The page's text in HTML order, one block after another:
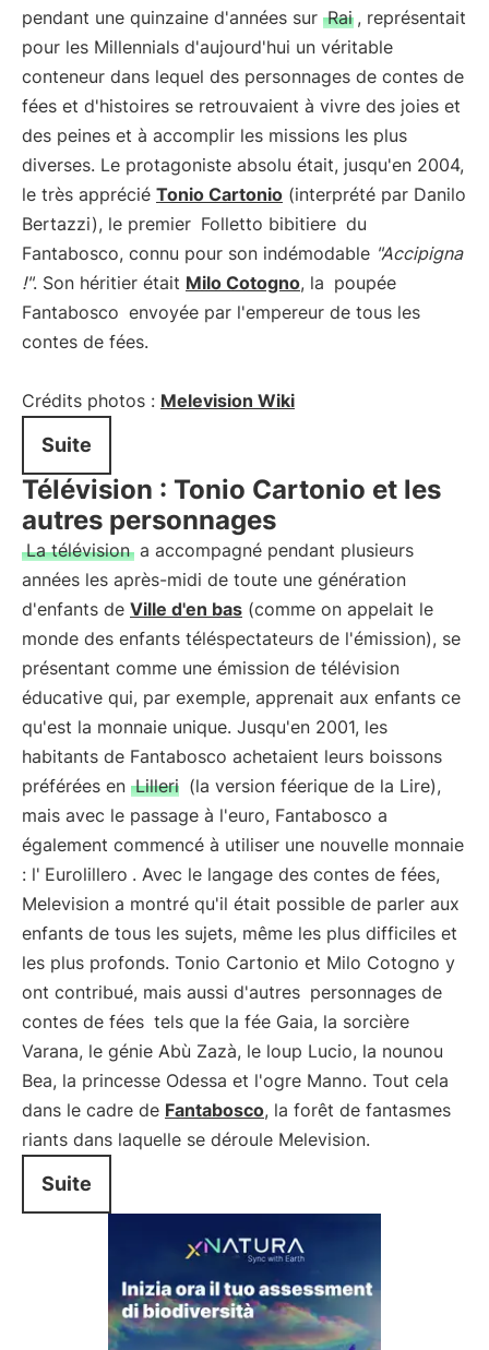
pendant une quinzaine d'années sur Rai , représentait
pour les Millennials d'aujourd'hui un véritable
conteneur dans lequel des personnages de contes de
fées et d'histoires se retrouvaient à vivre des joies et
des peines et à accomplir les missions les plus
diverses. Le protagoniste absolu était, jusqu'en 2004,
le très apprécié Tonio Cartonio (interprété par Danilo
Bertazzi), le premier Folletto bibitiere du
Fantabosco, connu pour son indémodable "Accipigna
!". Son héritier était Milo Cotogno, la poupée
Fantabosco envoyée par l'empereur de tous les
contes de fées.
Crédits photos : Melevision Wiki
Suite
Télévision : Tonio Cartonio et les
autres personnages
La télévision a accompagné pendant plusieurs
années les après-midi de toute une génération
d'enfants de Ville d'en bas (comme on appelait le
monde des enfants téléspectateurs de l'émission), se
présentant comme une émission de télévision
éducative qui, par exemple, apprenait aux enfants ce
qu'est la monnaie unique. Jusqu'en 2001, les
habitants de Fantabosco achetaient leurs boissons
préférées en Lilleri (la version féerique de la Lire),
mais avec le passage à l'euro, Fantabosco a
également commencé à utiliser une nouvelle monnaie
: l' Eurolillero . Avec le langage des contes de fées,
Melevision a montré qu'il était possible de parler aux
enfants de tous les sujets, même les plus difficiles et
les plus profonds. Tonio Cartonio et Milo Cotogno y
ont contribué, mais aussi d'autres personnages de
contes de fées tels que la fée Gaia, la sorcière
Varana, le génie Abù Zazà, le loup Lucio, la nounou
Bea, la princesse Odessa et l'ogre Manno. Tout cela
dans le cadre de Fantabosco, la forêt de fantasmes
riants dans laquelle se déroule Melevision.
Suite